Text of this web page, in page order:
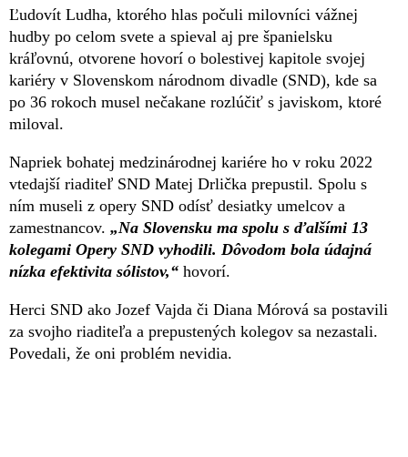
Ľudovít Ludha, ktorého hlas počuli milovníci vážnej
hudby po celom svete a spieval aj pre španielsku
kráľovnú, otvorene hovorí o bolestivej kapitole svojej
kariéry v Slovenskom národnom divadle (SND), kde sa
po 36 rokoch musel nečakane rozlúčiť s javiskom, ktoré
miloval.
Napriek bohatej medzinárodnej kariére ho v roku 2022
vtedajší riaditeľ SND Matej Drlička prepustil. Spolu s
ním museli z opery SND odísť desiatky umelcov a
zamestnancov. „Na Slovensku ma spolu s ďalšími 13
kolegami Opery SND vyhodili. Dôvodom bola údajná
nízka efektivita sólistov,“ hovorí.
Herci SND ako Jozef Vajda či Diana Mórová sa postavili
za svojho riaditeľa a prepustených kolegov sa nezastali.
Povedali, že oni problém nevidia.